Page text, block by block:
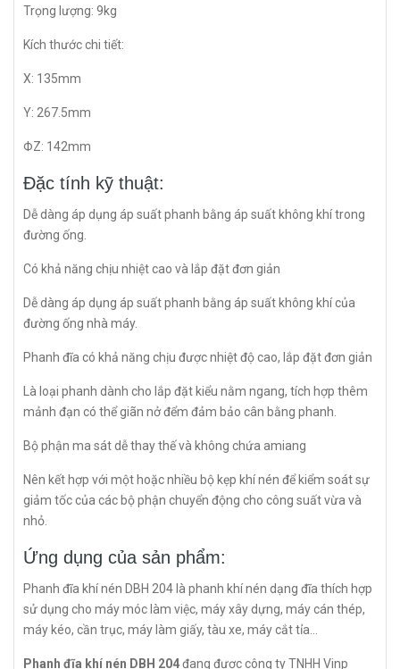
Trọng lượng: 9kg
Kích thước chi tiết:
X: 135mm
Y: 267.5mm
ΦZ: 142mm
Đặc tính kỹ thuật:
Dễ dàng áp dụng áp suất phanh bằng áp suất không khí trong
đường ống.
Có khả năng chịu nhiệt cao và lắp đặt đơn giản
Dễ dàng áp dụng áp suất phanh bằng áp suất không khí của
đường ống nhà máy.
Phanh đĩa có khả năng chịu được nhiệt độ cao, lắp đặt đơn giản
Là loại phanh dành cho lắp đặt kiểu nằm ngang, tích hợp thêm
mảnh đạn có thể giãn nở đểm đảm bảo cân bằng phanh.
Bộ phận ma sát dễ thay thế và không chứa amiang
Nên kết hợp với một hoặc nhiều bộ kẹp khí nén để kiểm soát sự
giảm tốc của các bộ phận chuyển động cho công suất vừa và
nhỏ.
Ứng dụng của sản phẩm:
Phanh đĩa khí nén DBH 204 là phanh khí nén dạng đĩa thích hợp
sử dụng cho máy móc làm việc, máy xây dựng, máy cán thép,
máy kéo, cần trục, máy làm giấy, tàu xe, máy cắt tỉa...
Phanh đĩa khí nén DBH 204đang được công ty TNHH Vinp